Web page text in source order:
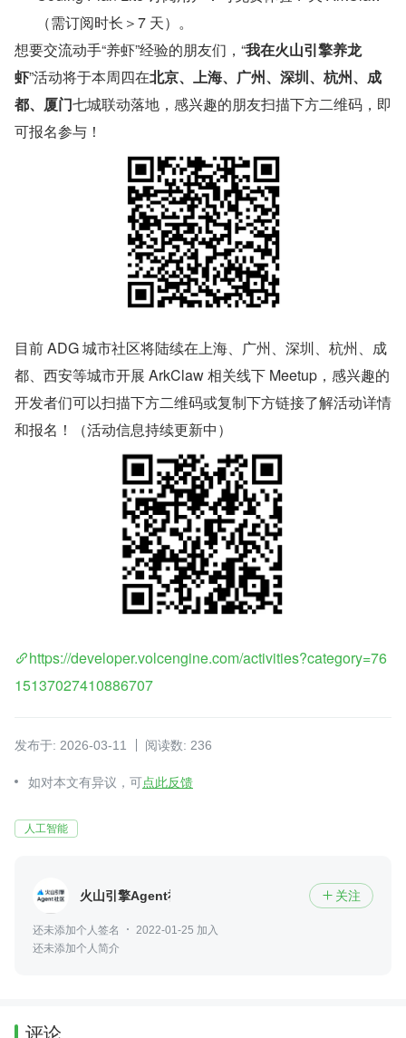
（需订阅时长＞7 天）。
想要交流动手“养虾”经验的朋友们，“我在火山引擎养龙
虾”活动将于本周四在北京、上海、广州、深圳、杭州、成
都、厦门七城联动落地，感兴趣的朋友扫描下方二维码，即
可报名参与！
目前 ADG 城市社区将陆续在上海、广州、深圳、杭州、成
都、西安等城市开展 ArkClaw 相关线下 Meetup，感兴趣的
开发者们可以扫描下方二维码或复制下方链接了解活动详情
和报名！（活动信息持续更新中）
https://developer.volcengine.com/activities?category=76
15137027410886707
发布于: 2026-03-11 阅读数: 236
如对本文有异议，可点此反馈
人工智能
火山引擎Agent社区  关注
还未添加个人签名
2022-01-25 加入
还未添加个人简介
评论